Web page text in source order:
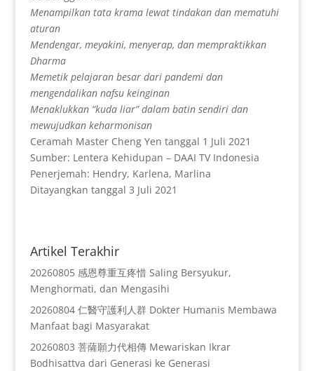
Menampilkan tata krama lewat tindakan dan mematuhi
aturan
Mendengar, meyakini, menyerap, dan mempraktikkan
Dharma
Memetik pelajaran besar dari pandemi dan
mengendalikan nafsu keinginan
Menaklukkan “kuda liar” dalam batin sendiri dan
mewujudkan keharmonisan
Ceramah Master Cheng Yen tanggal 1 Juli 2021
Sumber: Lentera Kehidupan – DAAI TV Indonesia
Penerjemah: Hendry, Karlena, Marlina
Ditayangkan tanggal 3 Juli 2021
Artikel Terakhir
20260805 感恩尊重互疼惜 Saling Bersyukur,
Menghormati, dan Mengasihi
20260804 仁醫守護利人群 Dokter Humanis Membawa
Manfaat bagi Masyarakat
20260803 菩薩願力代相傳 Mewariskan Ikrar
Bodhisattva dari Generasi ke Generasi